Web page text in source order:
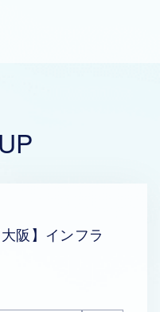
阪】インフラ